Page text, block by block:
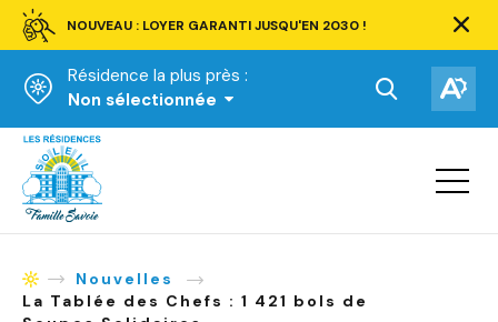
NOUVEAU : LOYER GARANTI JUSQU'EN 2030 !
barre
Résidence la plus près :
Non sélectionnée
Ouvrir
la
recherche.
la
Accueil
Ouvrir
la
AccueilNouvelles
La Tablée des Chefs : 1 421 bols de